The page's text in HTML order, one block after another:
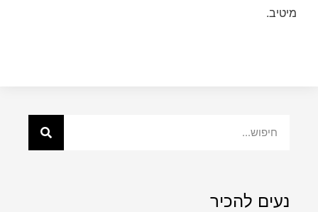
מיטיב.
נעים להכיר